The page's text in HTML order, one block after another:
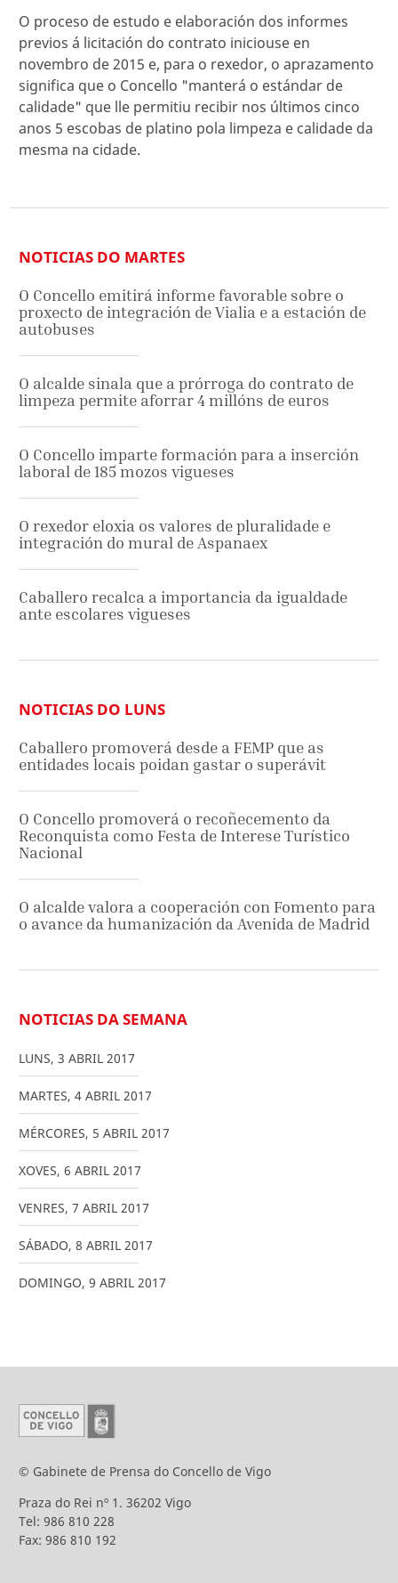
O proceso de estudo e elaboración dos informes
previos á licitación do contrato iniciouse en
novembro de 2015 e, para o rexedor, o aprazamento
significa que o Concello "manterá o estándar de
calidade" que lle permitiu recibir nos últimos cinco
anos 5 escobas de platino pola limpeza e calidade da
mesma na cidade.
NOTICIAS DO MARTES
O Concello emitirá informe favorable sobre o
proxecto de integración de Vialia e a estación de
autobuses
O alcalde sinala que a prórroga do contrato de
limpeza permite aforrar 4 millóns de euros
O Concello imparte formación para a inserción
laboral de 185 mozos vigueses
O rexedor eloxia os valores de pluralidade e
integración do mural de Aspanaex
Caballero recalca a importancia da igualdade
ante escolares vigueses
NOTICIAS DO LUNS
Caballero promoverá desde a FEMP que as
entidades locais poidan gastar o superávit
O Concello promoverá o recoñecemento da
Reconquista como Festa de Interese Turístico
Nacional
O alcalde valora a cooperación con Fomento para
o avance da humanización da Avenida de Madrid
NOTICIAS DA SEMANA
LUNS, 3 ABRIL 2017
MARTES, 4 ABRIL 2017
MÉRCORES, 5 ABRIL 2017
XOVES, 6 ABRIL 2017
VENRES, 7 ABRIL 2017
SÁBADO, 8 ABRIL 2017
DOMINGO, 9 ABRIL 2017
© Gabinete de Prensa do Concello de Vigo
Praza do Rei nº 1. 36202 Vigo
Tel: 986 810 228
Fax: 986 810 192